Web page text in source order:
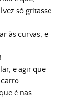
só gritasse:
às curvas, e
e agir que
é nas